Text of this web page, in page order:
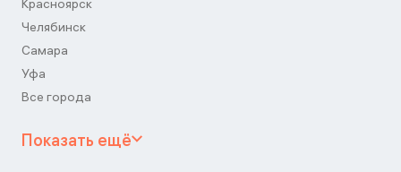
Красноярск
Челябинск
Самара
Уфа
Все города
Показать ещё